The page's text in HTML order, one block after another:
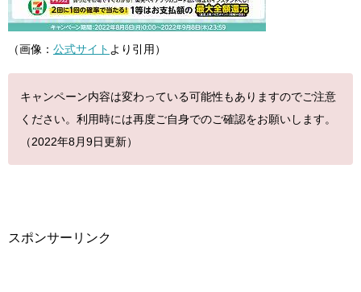
（画像： 公式サイト より引用）
キャンペーン内容は変わっている可能性もありますのでご注意
ください。利用時には再度ご自身でのご確認をお願いします。
（2022年8月9日更新）
スポンサーリンク